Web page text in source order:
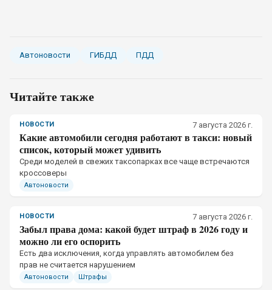
Автоновости ГИБДД ПДД
Читайте также
НОВОСТИ 7 августа 2026 г.
Какие автомобили сегодня работают в такси: новый
список, который может удивить
Среди моделей в свежих таксопарках все чаще встречаются
кроссоверы
Автоновости
НОВОСТИ 7 августа 2026 г.
Забыл права дома: какой будет штраф в 2026 году и
можно ли его оспорить
Есть два исключения, когда управлять автомобилем без
прав не считается нарушением
Автоновости Штрафы